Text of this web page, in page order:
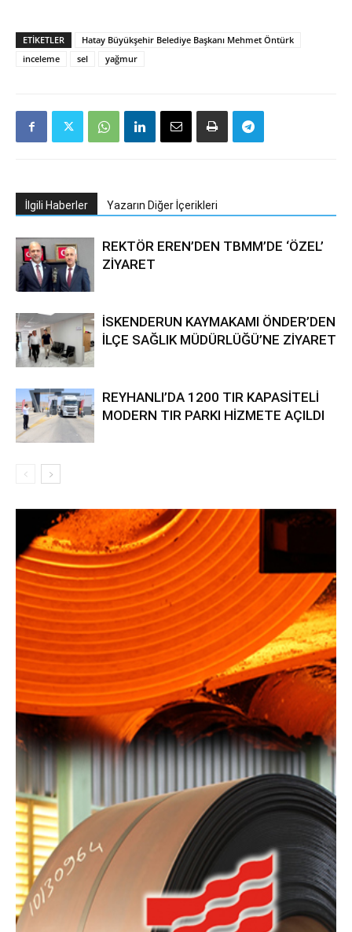
ETIKETLER
Hatay Büyükşehir Belediye Başkanı Mehmet Öntürk
inceleme
sel yağmur
İlgili Haberler Yazarın Diğer İçerikleri
REKTÖR EREN’DEN TBMM’DE ‘ÖZEL’
ZİYARET
İSKENDERUN KAYMAKAMI ÖNDER’DEN
İLÇE SAĞLIK MÜDÜRLÜĞÜ’NE ZİYARET
REYHANLI’DA 1200 TIR KAPASİTELİ
MODERN TIR PARKI HİZMETE AÇILDI